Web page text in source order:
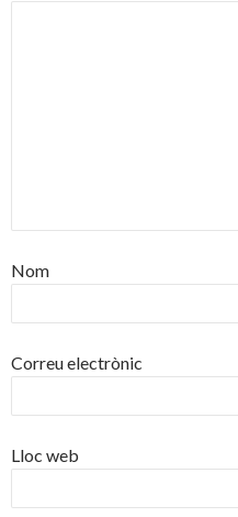
Nom
Correu electrònic
Lloc web